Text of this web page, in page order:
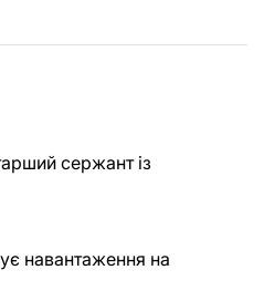
сержант із
навантаження на